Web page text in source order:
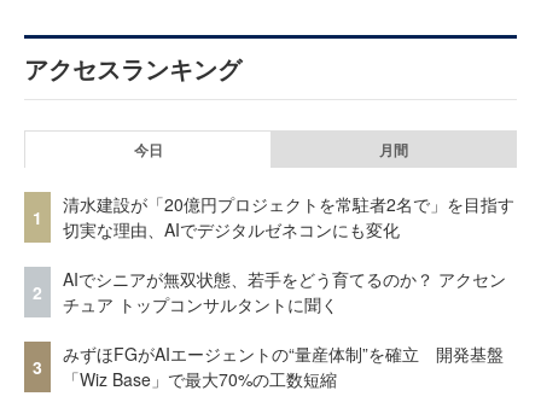
アクセスランキング
今日 月間
1
清水建設が「20億円プロジェクトを常駐者2名で」を目指す
切実な理由、AIでデジタルゼネコンにも変化
2
AIでシニアが無双状態、若手をどう育てるのか？ アクセン
チュア トップコンサルタントに聞く
3
みずほFGがAIエージェントの“量産体制”を確立 開発基盤
「Wiz Base」で最大70%の工数短縮